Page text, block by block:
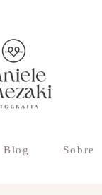
Blog Sobre